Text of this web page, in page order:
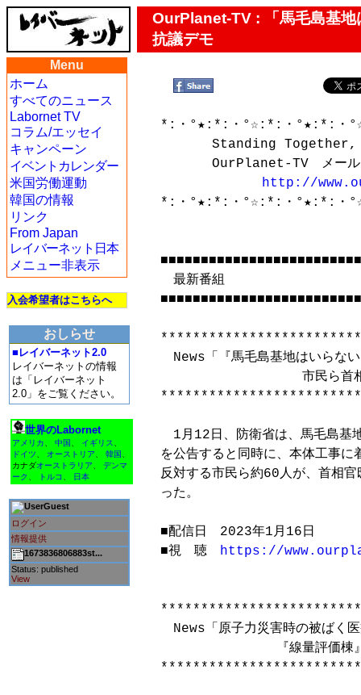
OurPlanet-TV : 「馬毛島基地
抗議デモ
Menu
ホーム
すべてのニュース
Labornet TV
コラム/エッセイ
キャンペーン
イベントカレンダー
米国労働運動
韓国の情報
リンク
From Japan
レイバーネット日本
メニュー非表示
入会希望者はこちらへ
おしらせ
■レイバーネット2.0
レイバーネットの情報
は「レイバーネット
2.0」をご覧ください。
世界のLabornet
アメリカ 中国 イギリス
ドイツ
オーストリア 韓国
カナダオーストラリア
デンマ
ーク
トルコ 日本
Guest
ログイン
情報提供
1673836806883st...
Status: published
View
*:・°★:*:・°☆:*:・°★:*:・
Standing Together,
OurPlanet-TV　メール
http://
*:・°★:*:・°☆:*:・°★:*:・
最新番組
News「『馬毛島基地はいらな
市民ら首相官邸前
1月12日、防衛省は、馬毛島基
を公告すると同時に、本体工事に
反対する市民ら約60人が、首相
った。
■配信日　2023年1月16日
■視　聴 https://
News「原子力災害時の被ばく
『線量評価棟』を初